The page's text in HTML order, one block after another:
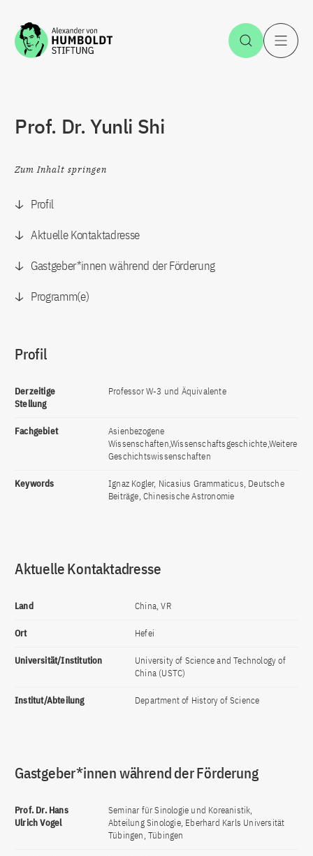
Zum Inhalt springen Suche
Prof. Dr. Yunli Shi
Zum Inhalt springen
Profil
Aktuelle Kontaktadresse
Gastgeber*innen während der Förderung
Programm(e)
Profil
Derzeitige
Stellung
Professor W-3 und Äquivalente
Fachgebiet
Asienbezogene
Wissenschaften,Wissenschaftsgeschichte,Weitere
Geschichtswissenschaften
Keywords
Ignaz Kogler, Nicasius Grammaticus, Deutsche
Beiträge, Chinesische Astronomie
Aktuelle Kontaktadresse
Land China, VR
Ort Hefei
Universität/Institution
University of Science and Technology of
China (USTC)
Institut/Abteilung Department of History of Science
Gastgeber*innen während der Förderung
Prof. Dr. Hans
Ulrich Vogel
Seminar für Sinologie und Koreanistik,
Abteilung Sinologie, Eberhard Karls Universität
Tübingen, Tübingen